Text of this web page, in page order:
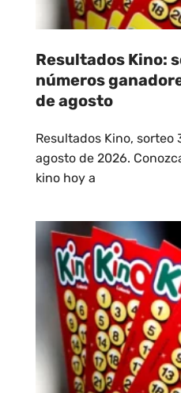
Resultados Kino:
números
de agosto
Resultados Kino, sorteo
agosto de 2026.
kino hoy a